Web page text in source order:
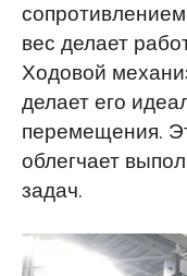
вес делает
Ходовой
делает его
перемещения.
облегчает
задач.